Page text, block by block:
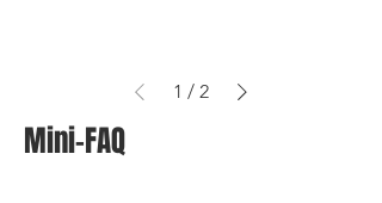
1 / 2
Mini-FAQ